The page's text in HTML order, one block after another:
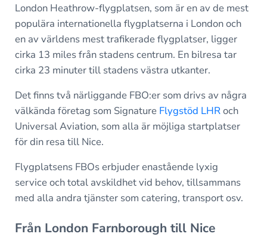
London Heathrow-flygplatsen, som är en av de mest
populära internationella flygplatserna i London och
en av världens mest trafikerade flygplatser, ligger
cirka 13 miles från stadens centrum. En bilresa tar
cirka 23 minuter till stadens västra utkanter.
Det finns två närliggande FBO:er som drivs av några
välkända företag som Signature Flygstöd LHRoch
Universal Aviation, som alla är möjliga startplatser
för din resa till Nice.
Flygplatsens FBOs erbjuder enastående lyxig
service och total avskildhet vid behov, tillsammans
med alla andra tjänster som catering, transport osv.
Från London Farnborough till Nice